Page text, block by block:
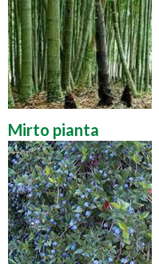
Mirto pianta